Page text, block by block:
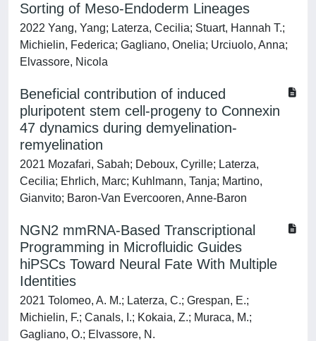
Sorting of Meso-Endoderm Lineages
2022 Yang, Yang; Laterza, Cecilia; Stuart, Hannah T.;
Michielin, Federica; Gagliano, Onelia; Urciuolo, Anna;
Elvassore, Nicola
Beneficial contribution of induced
pluripotent stem cell-progeny to Connexin
47 dynamics during demyelination-
remyelination
2021 Mozafari, Sabah; Deboux, Cyrille; Laterza,
Cecilia; Ehrlich, Marc; Kuhlmann, Tanja; Martino,
Gianvito; Baron-Van Evercooren, Anne-Baron
NGN2 mmRNA-Based Transcriptional
Programming in Microfluidic Guides
hiPSCs Toward Neural Fate With Multiple
Identities
2021 Tolomeo, A. M.; Laterza, C.; Grespan, E.;
Michielin, F.; Canals, I.; Kokaia, Z.; Muraca, M.;
Gagliano, O.; Elvassore, N.